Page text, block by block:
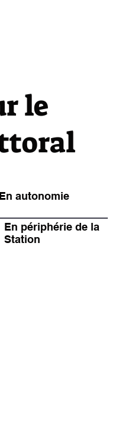
le
En autonomie
En périphérie de la
Station